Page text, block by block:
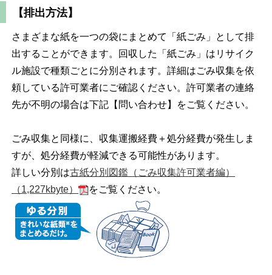
【排出方法】
さまざまな紙を一つの袋にまとめて「紙ごみ」として排
出することができます。回収した「紙ごみ」はリサイク
ル施設で種類ごとに分別されます。詳細はごみ収集を依
頼している許可業者にご確認ください。許可業者の連絡
先が不明の場合は下記【問い合わせ】をご覧ください。
ごみ収集と同様に、収集運搬経費＋処分経費が発生しま
すが、処分経費が軽減できる可能性があります。
詳しい分別は古紙分別図鑑（ごみ収集許可業者編）
（1,227kbyte）
をご覧ください。